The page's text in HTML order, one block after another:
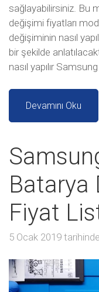
sağlayabilirsiniz. Bu
değişimi fiyatları
değişiminin nasıl
bir şekilde
nasıl yapılır
Devamını Oku
Batarya
Fiyat
5 Ocak 2019 tarihinde